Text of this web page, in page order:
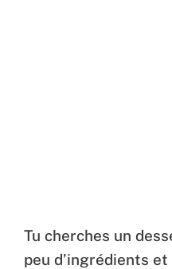
Tu cherches un
peu d’ingrédients